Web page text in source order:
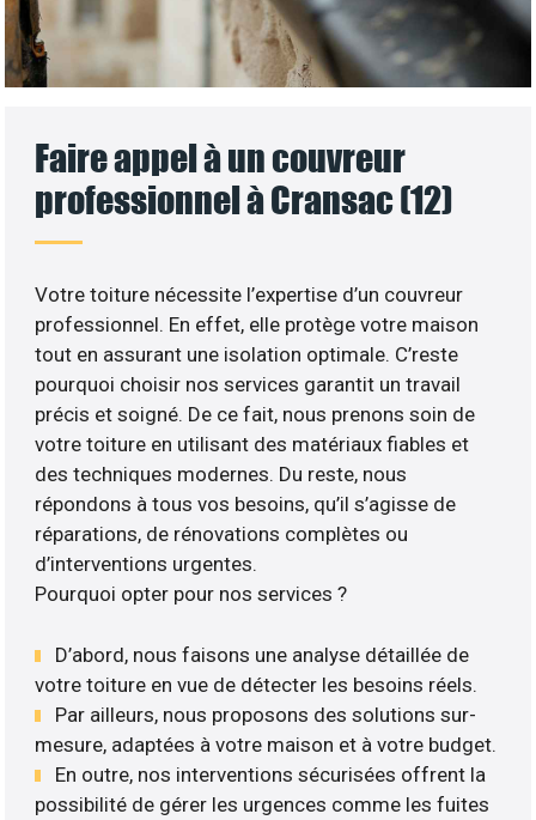
Faire appel à un couvreur
professionnel à Cransac (12)
Votre toiture nécessite l’expertise d’un couvreur
professionnel. En effet, elle protège votre maison
tout en assurant une isolation optimale. C’reste
pourquoi choisir nos services garantit un travail
précis et soigné. De ce fait, nous prenons soin de
votre toiture en utilisant des matériaux fiables et
des techniques modernes. Du reste, nous
répondons à tous vos besoins, qu’il s’agisse de
réparations, de rénovations complètes ou
d’interventions urgentes.
Pourquoi opter pour nos services ?
D’abord, nous faisons une analyse détaillée de
votre toiture en vue de détecter les besoins réels.
Par ailleurs, nous proposons des solutions sur-
mesure, adaptées à votre maison et à votre budget.
En outre, nos interventions sécurisées offrent la
possibilité de gérer les urgences comme les fuites